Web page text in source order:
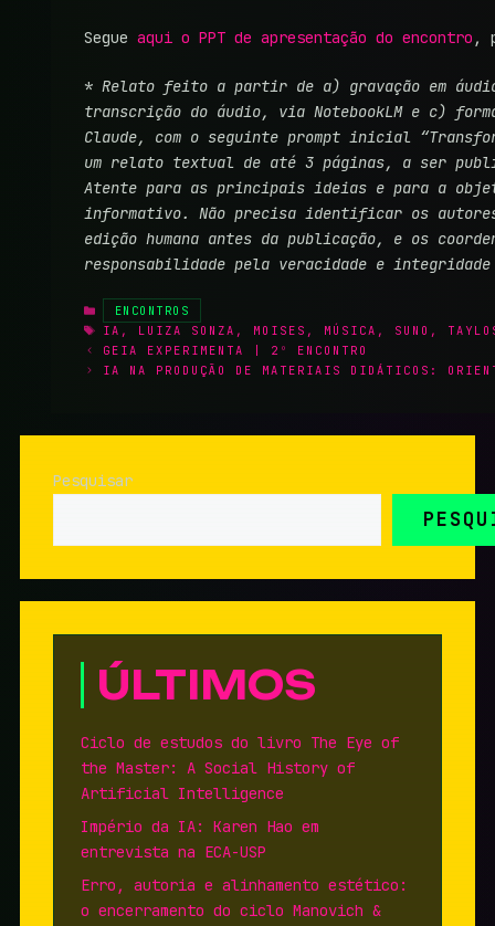
Segue aqui o PPT de apresentação do encontro ,
* Relato feito a partir de a) gravação em
transcrição do áudio, via NotebookLM e c)
Claude, com o seguinte prompt inicial
um relato textual de até 3 páginas, a ser
Atente para as principais ideias e para a
informativo. Não precisa identificar os
edição humana antes da publicação, e os
responsabilidade pela veracidade e integridade
CATEGORIAS
ENCONTROS
TAGS
IA , LUIZA SONZA , MOISES , MÚSICA , SUNO ,
GEIA EXPERIMENTA | 2º ENCONTRO
IA NA PRODUÇÃO DE MATERIAIS DIDÁTICOS:
Pesquisar
ÚLTIMOS
Ciclo de estudos do livro The Eye of
the Master: A Social History of
Artificial Intelligence
Império da IA: Karen Hao em
entrevista na ECA-USP
Erro, autoria e alinhamento estético:
o encerramento do ciclo Manovich &